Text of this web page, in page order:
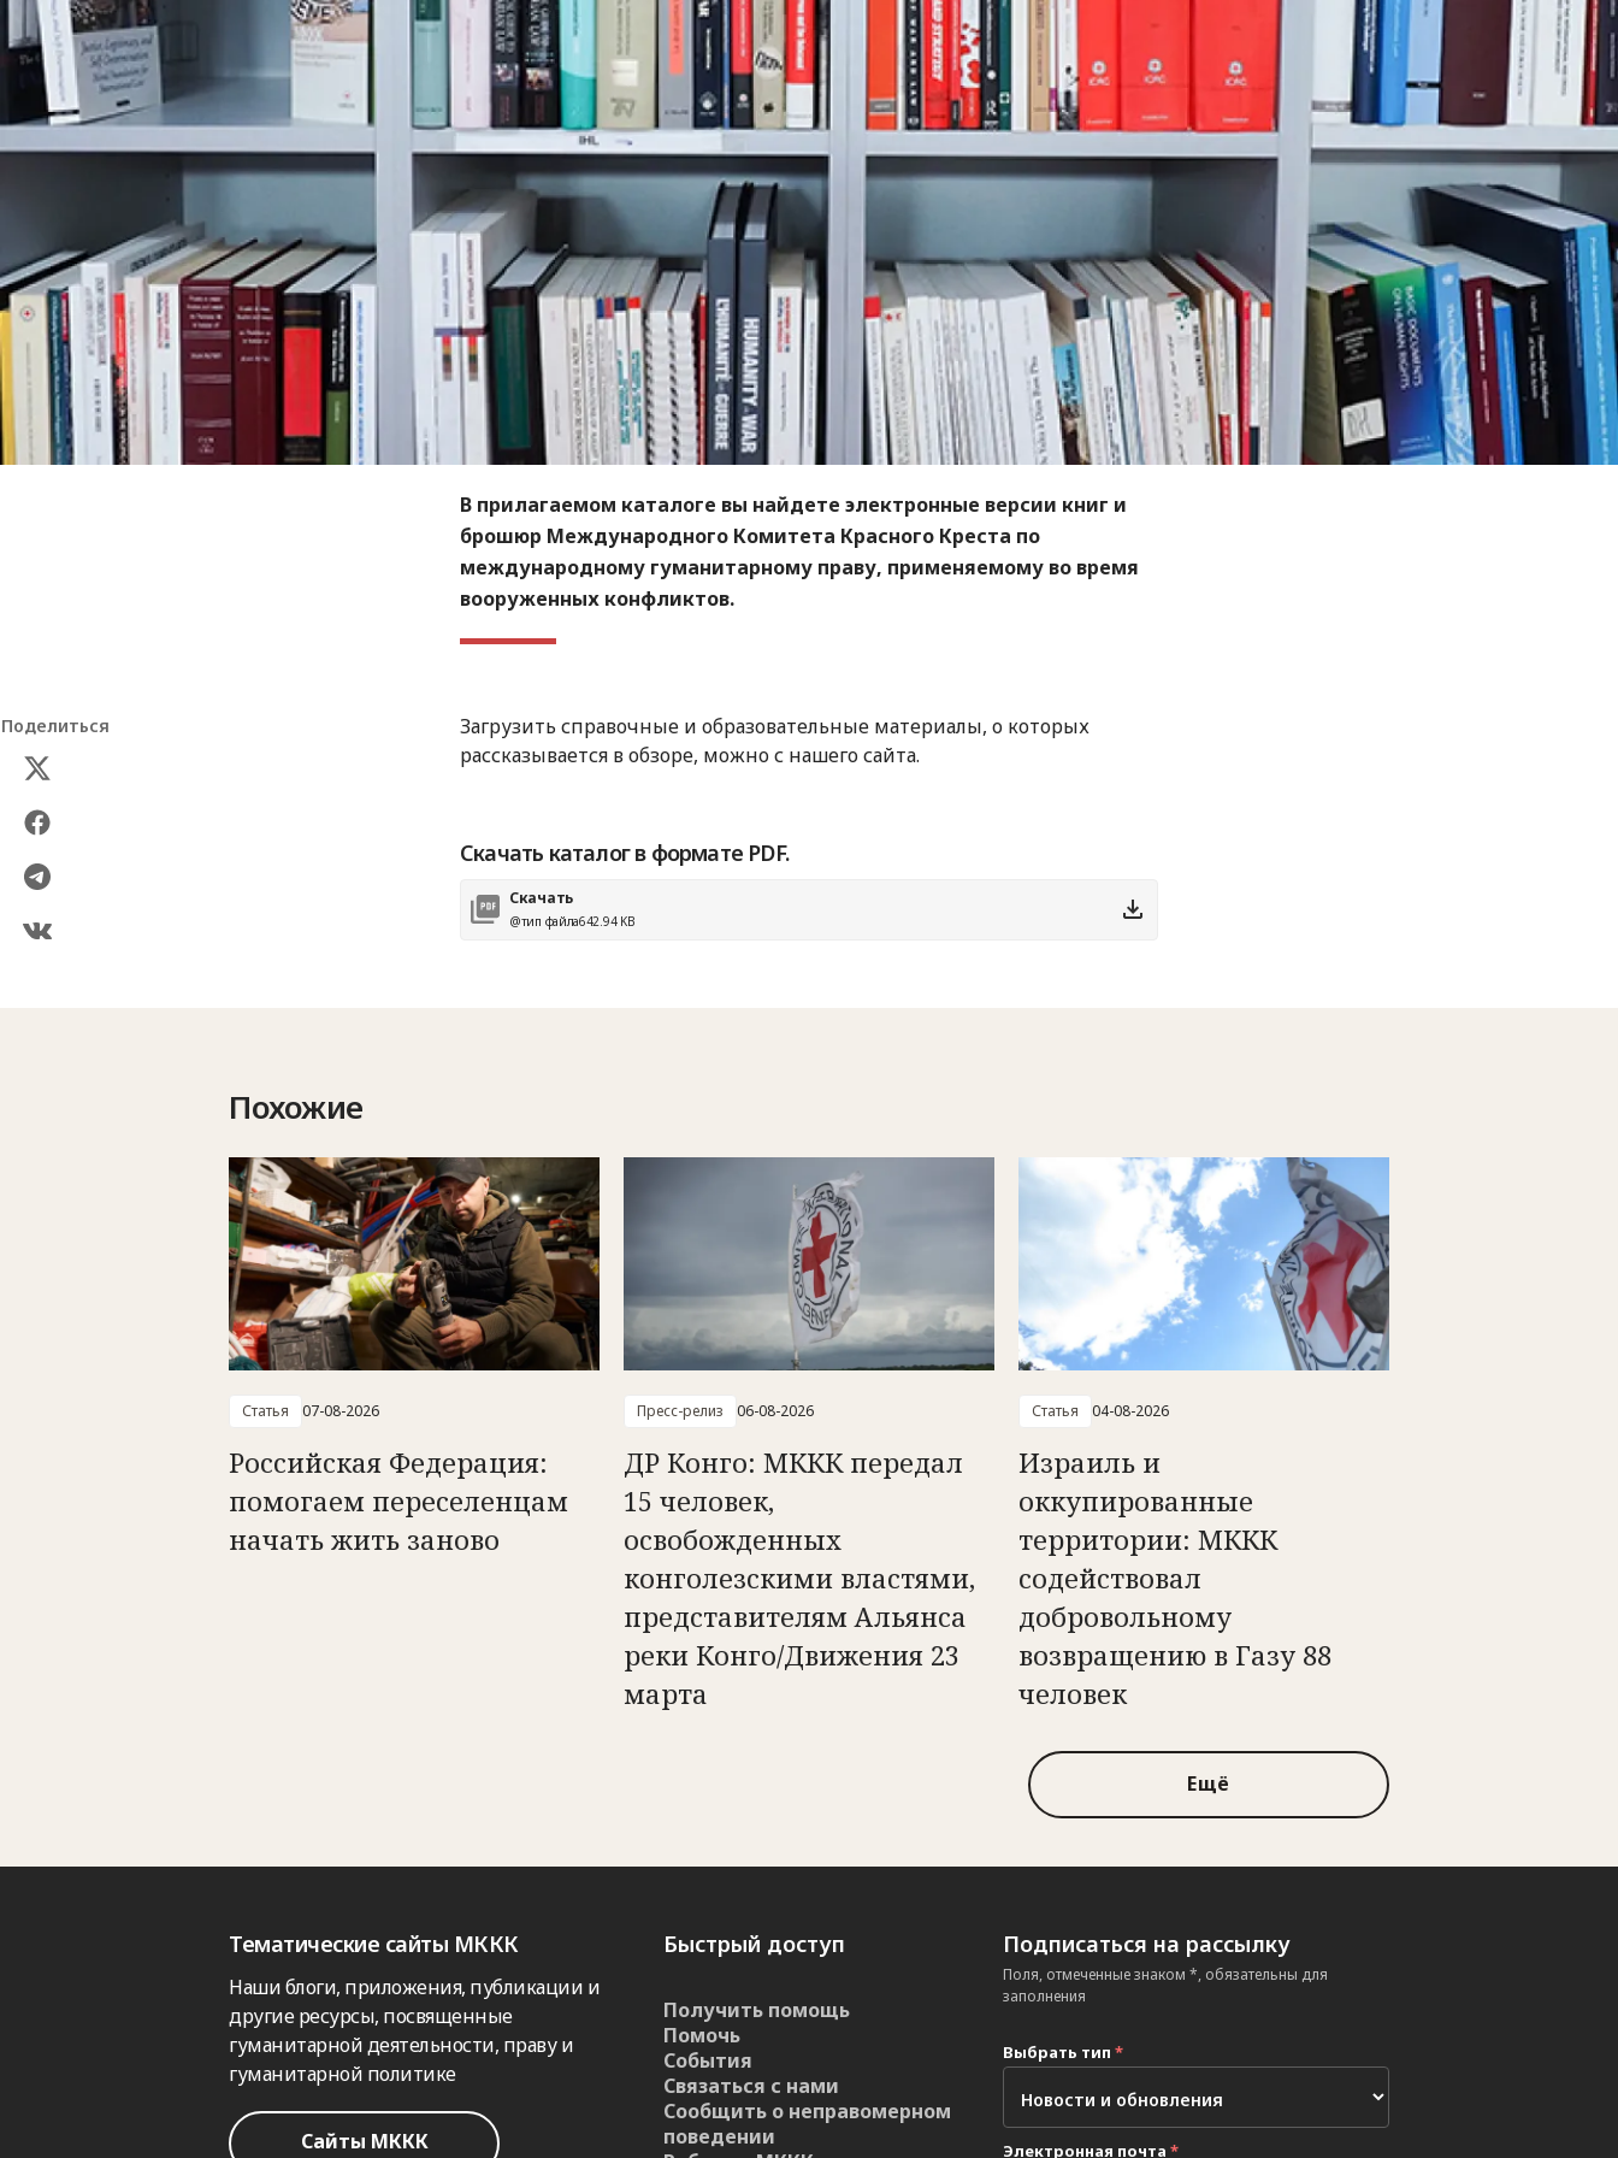
В прилагаемом каталоге вы найдете электронные версии книг и
брошюр Международного Комитета Красного Креста по
международному гуманитарному праву, применяемому во время
вооруженных конфликтов.
Поделиться
Загрузить справочные и образовательные материалы, о которых
рассказывается в обзоре, можно с нашего сайта.
Скачать каталог в формате PDF.
Скачать
@тип файла642.94 KB
Похожие
Статья 07-08-2026
Российская Федерация:
помогаем переселенцам
начать жить заново
Пресс-релиз 06-08-2026
ДР Конго: МККК передал
15 человек,
освобожденных
конголезскими властями,
представителям Альянса
реки Конго/Движения 23
марта
Статья 04-08-2026
Израиль и
оккупированные
территории: МККК
содействовал
добровольному
возвращению в Газу 88
человек
Ещё
Тематические сайты МККК
Наши блоги, приложения, публикации и
другие ресурсы, посвященные
гуманитарной деятельности, праву и
гуманитарной политике
Сайты МККК
Быстрый доступ
Получить помощь
Помочь
События
Связаться с нами
Сообщить о неправомерном
поведении
Подписаться на рассылку
Поля, отмеченные знаком *, обязательны для
заполнения
Выбрать тип *
Электронная почта *